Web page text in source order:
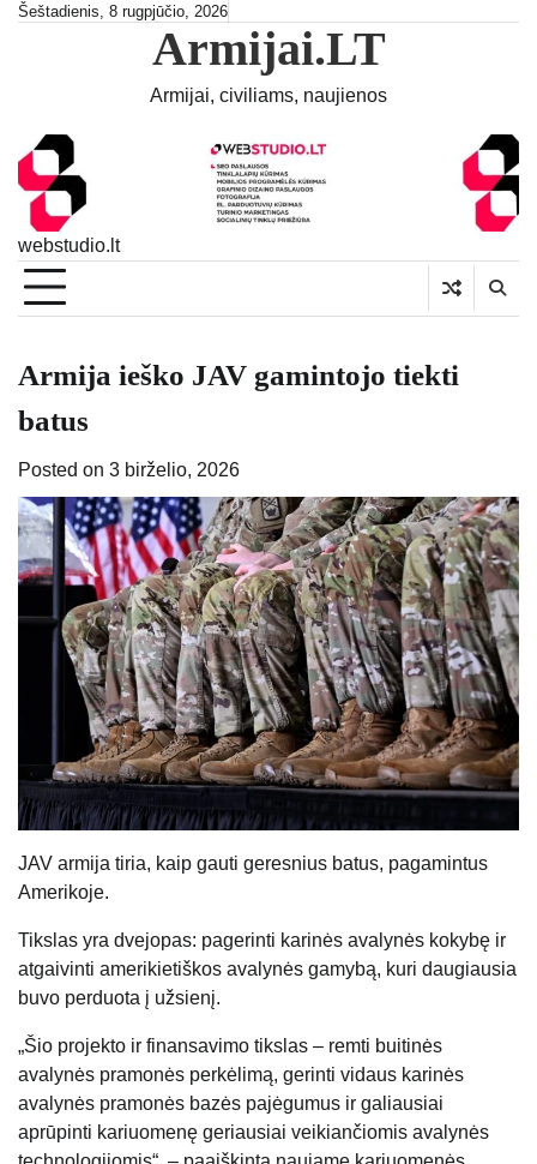
SkipŠeštadienis, 8 rugpjūčio, 2026
Armijai.LT
Armijai, civiliams, naujienos
webstudio.lt
Armija ieško JAV gamintojo tiekti
batus
Posted on 3 birželio, 2026
JAV armija tiria, kaip gauti geresnius batus, pagamintus
Amerikoje.
Tikslas yra dvejopas: pagerinti karinės avalynės kokybę ir
atgaivinti amerikietiškos avalynės gamybą, kuri daugiausia
buvo perduota į užsienį.
„Šio projekto ir finansavimo tikslas – remti buitinės
avalynės pramonės perkėlimą, gerinti vidaus karinės
avalynės pramonės bazės pajėgumus ir galiausiai
aprūpinti kariuomenę geriausiai veikiančiomis avalynės